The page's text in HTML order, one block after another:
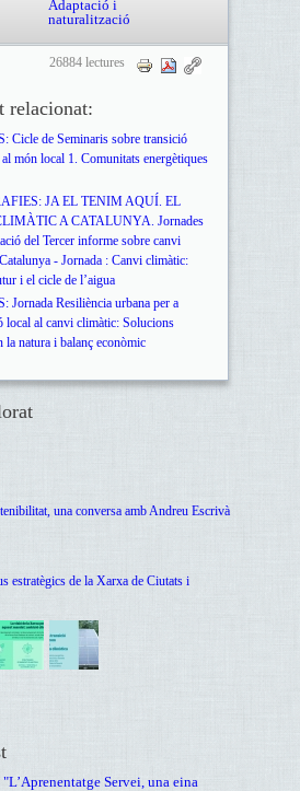
Adaptació i
naturalització
26884 lectures
relacionat:
Cicle de Seminaris sobre transició
al món local 1. Comunitats energètiques
JA EL TENIM AQUÍ. EL
A CATALUNYA. Jornades
del Tercer informe sobre canvi
- Jornada : Canvi climàtic:
i el cicle de l’aigua
Jornada Resiliència urbana per a
local al canvi climàtic: Solucions
la natura i balanç econòmic
una conversa amb Andreu Escrivà
estratègics de la Xarxa de Ciutats i
Servei, una eina